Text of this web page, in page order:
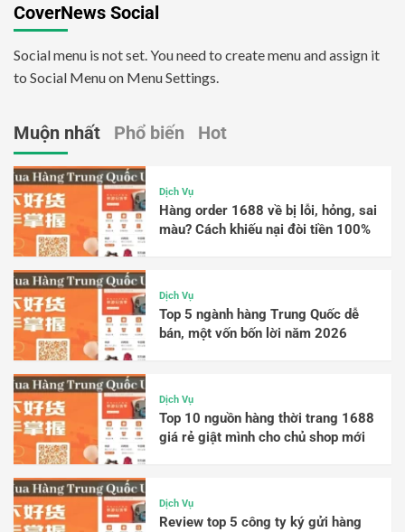
CoverNews Social
Social menu is not set. You need to create menu and assign it
to Social Menu on Menu Settings.
Muộn nhất Phổ biến Hot
Dịch Vụ
Hàng order 1688 về bị lỗi, hỏng, sai
màu? Cách khiếu nại đòi tiền 100%
Dịch Vụ
Top 5 ngành hàng Trung Quốc dễ
bán, một vốn bốn lời năm 2026
Dịch Vụ
Top 10 nguồn hàng thời trang 1688
giá rẻ giật mình cho chủ shop mới
Dịch Vụ
Review top 5 công ty ký gửi hàng